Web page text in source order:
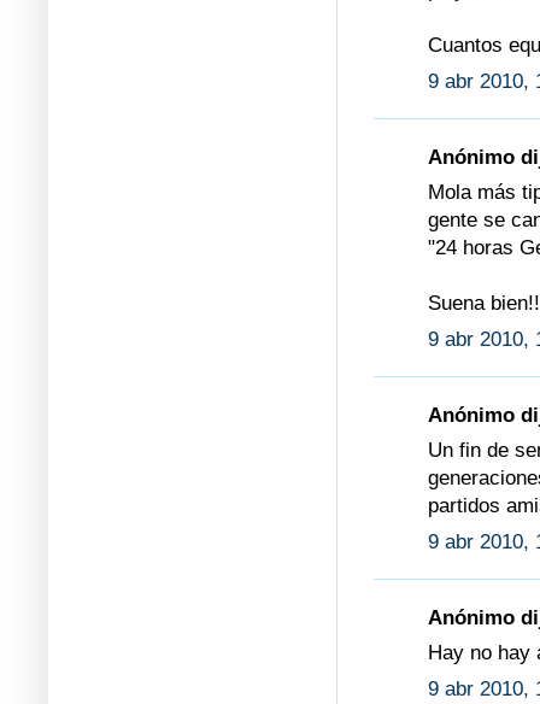
Cuantos
9 abr 2010,
Anónimo
Mola más
gente se
"24 horas
Suena
9 abr 2010,
Anónimo
Un fin de
partidos
9 abr 2010,
Anónimo
Hay no hay
9 abr 2010,